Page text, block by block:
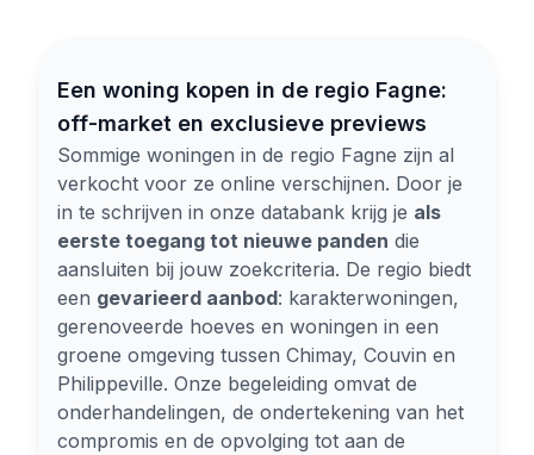
Een woning kopen in de regio Fagne:
off-market en exclusieve previews
Sommige woningen in de regio Fagne zijn al
verkocht voor ze online verschijnen. Door je
in te schrijven in onze databank krijg je als
eerste toegang tot nieuwe panden die
aansluiten bij jouw zoekcriteria. De regio biedt
een gevarieerd aanbod: karakterwoningen,
gerenoveerde hoeves en woningen in een
groene omgeving tussen Chimay, Couvin en
Philippeville. Onze begeleiding omvat de
onderhandelingen, de ondertekening van het
compromis en de opvolging tot aan de